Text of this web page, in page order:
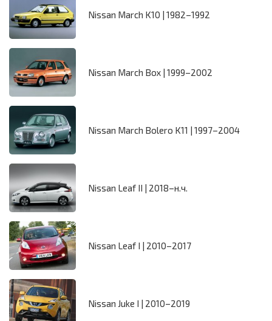
Nissan March K10 | 1982–1992
Nissan March Box | 1999–2002
Nissan March Bolero K11 | 1997–2004
Nissan Leaf II | 2018–н.ч.
Nissan Leaf I | 2010–2017
Nissan Juke I | 2010–2019